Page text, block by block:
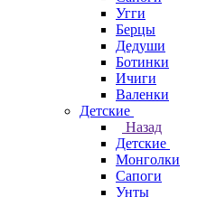
Угги
Берцы
Дедуши
Ботинки
Ичиги
Валенки
Детские
Назад
Детские
Монголки
Сапоги
Унты